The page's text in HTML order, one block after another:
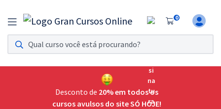
0
Assinatura Ilimitada 11
Acesso a todos os cursos. Teste grátis por 7 dias!
Assinatura OAB Até Passar
Acesso ilimitado a toda preparação para o Exame da
Desconto de 20% em todos os
cursos avulsos do site SÓ HOJE!